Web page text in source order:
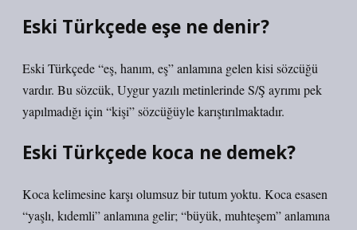
Eski Türkçede eşe ne denir?
Eski Türkçede “eş, hanım, eş” anlamına gelen kisi sözcüğü
vardır. Bu sözcük, Uygur yazılı metinlerinde S/Ş ayrımı pek
yapılmadığı için “kişi” sözcüğüyle karıştırılmaktadır.
Eski Türkçede koca ne demek?
Koca kelimesine karşı olumsuz bir tutum yoktu. Koca esasen
“yaşlı, kıdemli” anlamına gelir; “büyük, muhteşem” anlamına